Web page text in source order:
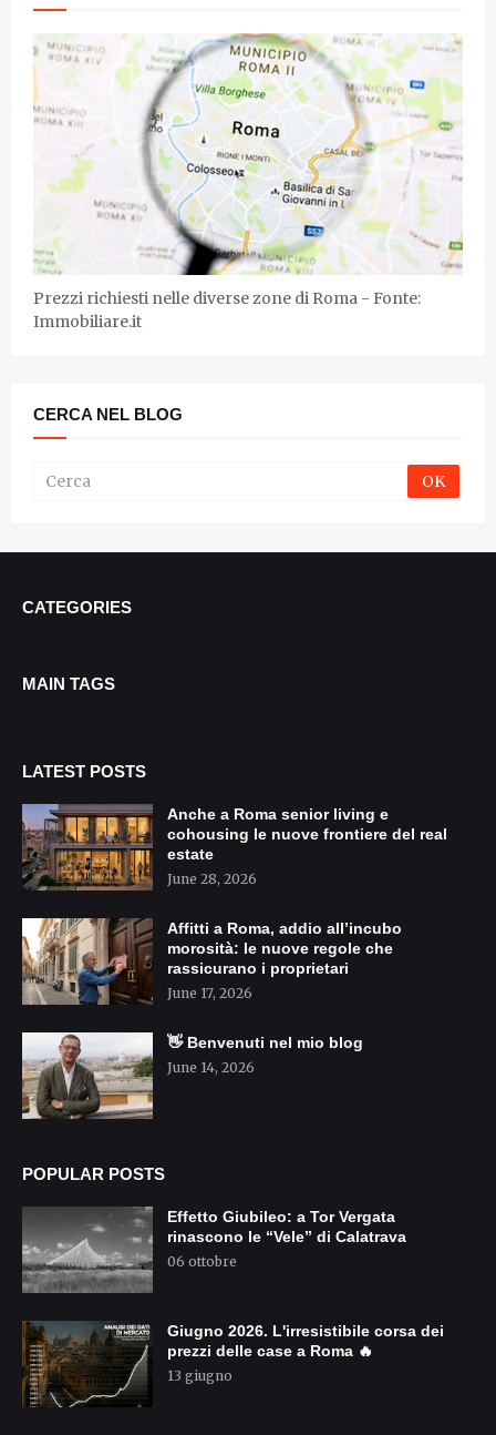
Prezzi richiesti nelle diverse zone di Roma - Fonte:
Immobiliare.it
CERCA NEL BLOG
CATEGORIES
MAIN TAGS
LATEST POSTS
Anche a Roma senior living e
cohousing le nuove frontiere del real
estate
June 28, 2026
Affitti a Roma, addio all’incubo
morosità: le nuove regole che
rassicurano i proprietari
June 17, 2026
👋 Benvenuti nel mio blog
June 14, 2026
POPULAR POSTS
Effetto Giubileo: a Tor Vergata
rinascono le “Vele” di Calatrava
06 ottobre
Giugno 2026. L'irresistibile corsa dei
prezzi delle case a Roma 🔥
13 giugno